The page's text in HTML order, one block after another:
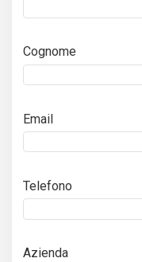
Cognome
Email
Telefono
Azienda